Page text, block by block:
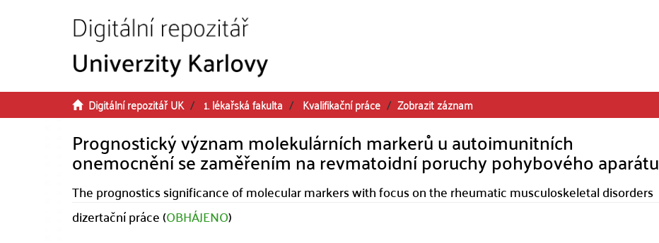
Digitální repozitář UK 1. lékařská fakulta Kvalifikační práce Zobrazit záznam
Prognostický význam molekulárních markerů u autoimunitních
onemocnění se zaměřením na revmatoidní poruchy pohybového aparátu
The prognostics significance of molecular markers with focus on the rheumatic musculoskeletal disorders
dizertační práce (OBHÁJENO)